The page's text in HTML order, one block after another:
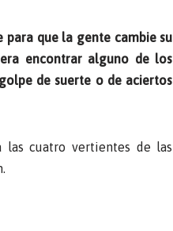
que la gente cambie su
encontrar alguno de los
de suerte o de aciertos
las cuatro vertientes de las